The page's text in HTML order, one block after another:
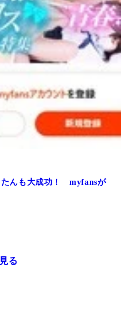
たんも大成功！ myfansが
る